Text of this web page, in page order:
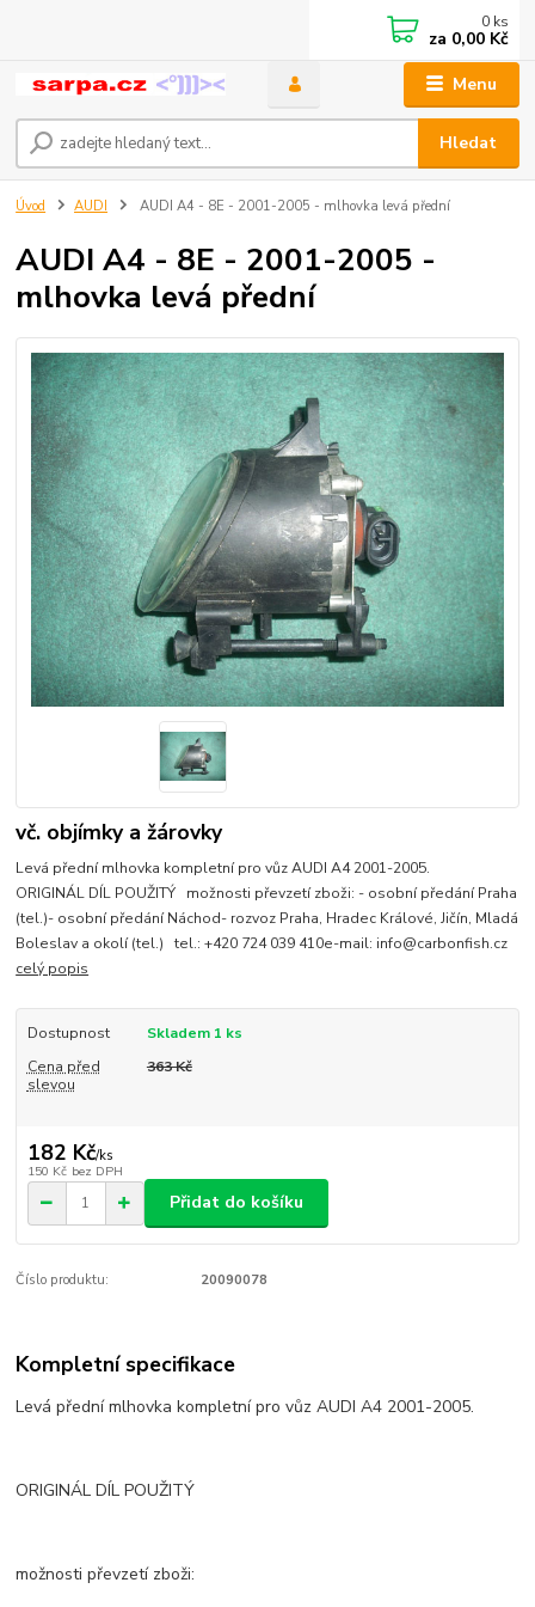
Menu
Hledat
0 ks
za 0,00 Kč
Úvod AUDI AUDI A4 - 8E - 2001-2005 - mlhovka levá přední
AUDI A4 - 8E - 2001-2005 -
mlhovka levá přední
vč. objímky a žárovky
Levá přední mlhovka kompletní pro vůz AUDI A4 2001-2005.
ORIGINÁL DÍL POUŽITÝ možnosti převzetí zboži: - osobní předání Praha
(tel.)- osobní předání Náchod- rozvoz Praha, Hradec Králové, Jičín, Mladá
Boleslav a okolí (tel.) tel.: +420 724 039 410e-mail: info@carbonfish.cz
celý popis
Dostupnost
Skladem 1 ks
Cena před
slevou
363 Kč
182 Kč/ks
150 Kč bez DPH
Přidat do košíku
Číslo produktu: 20090078
Kompletní specifikace
Levá přední mlhovka kompletní pro vůz AUDI A4 2001-2005.
ORIGINÁL DÍL POUŽITÝ
možnosti převzetí zboži: